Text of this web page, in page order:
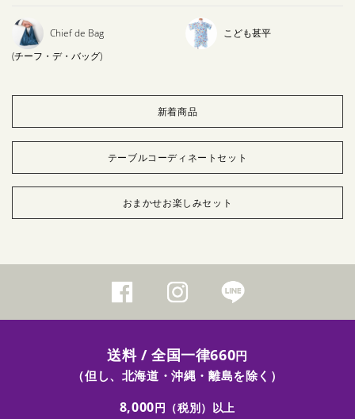
Chief de Bag
(チーフ・デ・バッグ)
こども甚平
新着商品
テーブルコーディネートセット
おまかせお楽しみセット
送料 / 全国一律660円
（但し、北海道・沖縄・離島を除く）
8,000円（税別）以上